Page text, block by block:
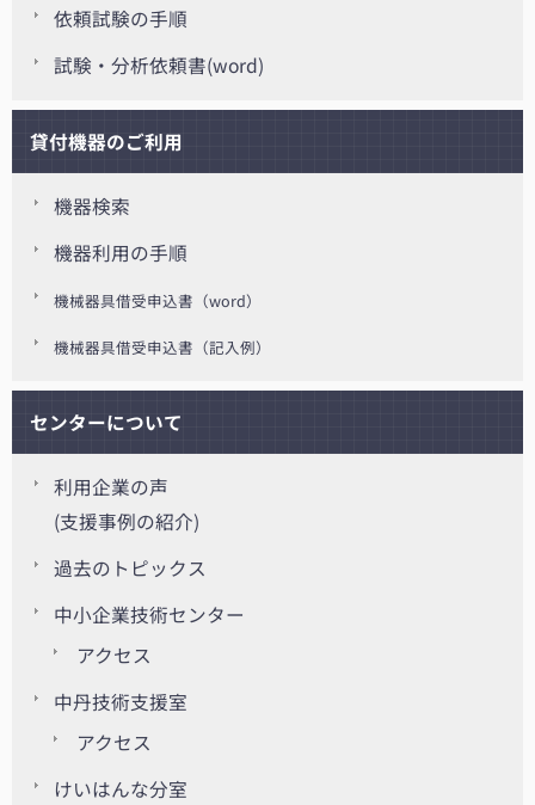
依頼試験の手順
試験・分析依頼書(word)
貸付機器のご利用
機器検索
機器利用の手順
機械器具借受申込書（word）
機械器具借受申込書（記入例）
センターについて
利用企業の声
(支援事例の紹介)
過去のトピックス
中小企業技術センター
アクセス
中丹技術支援室
アクセス
けいはんな分室